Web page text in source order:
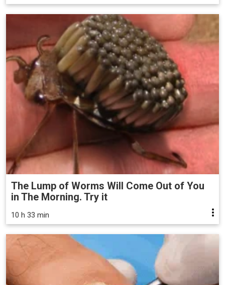
The Lump of Worms Will Come Out of You
in The Morning. Try it
10 h 33 min